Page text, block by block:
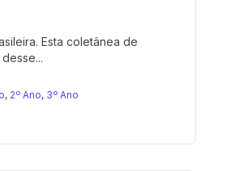
Esta coletânea de
, 2º Ano, 3º Ano